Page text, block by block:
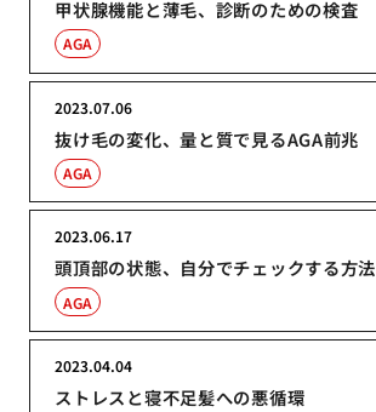
甲状腺機能と薄毛、診断のための検査
AGA
抜け毛の変化、量と質で見るAGA前兆
2023.07.06
AGA
頭頂部の状態、自分でチェックする方法
2023.06.17
AGA
ストレスと寝不足髪への悪循環
2023.04.04